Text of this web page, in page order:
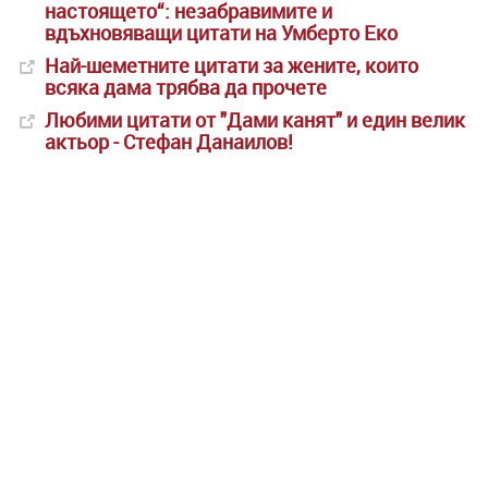
настоящето“: незабравимите и
вдъхновяващи цитати на Умберто Еко
Най-шеметните цитати за жените, които
всяка дама трябва да прочете
Любими цитати от "Дами канят" и един велик
актьор - Стефан Данаилов!